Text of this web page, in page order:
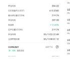
有交易者或投資者
提供的資訊可能會
此外，產生此評論
訊可能已發生變化
之前，請務必直接
知具体原因。 说白了，
的：社媒要挟，不删帖不给提现 我在微博
只陈述事实。结果weex社媒找到
除后我们可优先为您处理提现问题
就别想拿出来。 这不是我编的，私信截图我一并放出来。一个正规交